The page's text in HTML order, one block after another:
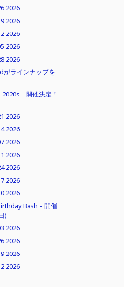
2026
2026
2026
2026
2026
ラインナップを
– 開催決定！
2026
2026
2026
2026
2026
2026
2026
Bash – 開催
)
2026
2026
2026
2026